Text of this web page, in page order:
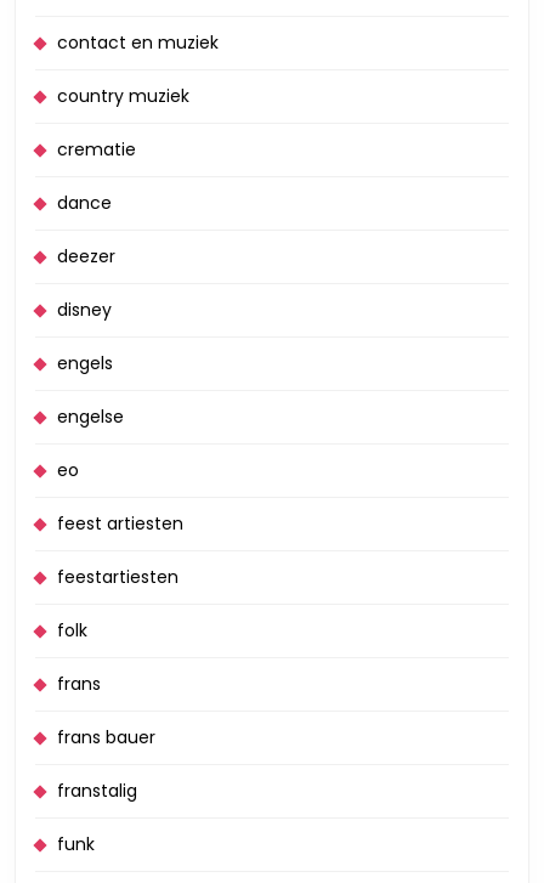
contact en muziek
country muziek
crematie
dance
deezer
disney
engels
engelse
eo
feest artiesten
feestartiesten
folk
frans
frans bauer
franstalig
funk